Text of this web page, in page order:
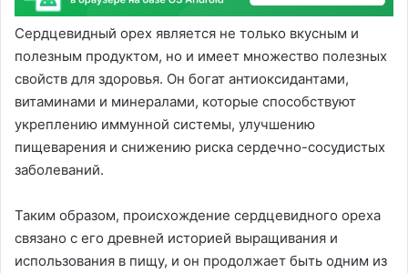
Сердцевидный орех является не только вкусным и
полезным продуктом, но и имеет множество полезных
свойств для здоровья. Он богат антиоксидантами,
витаминами и минералами, которые способствуют
укреплению иммунной системы, улучшению
пищеварения и снижению риска сердечно-сосудистых
заболеваний.
Таким образом, происхождение сердцевидного ореха
связано с его древней историей выращивания и
использования в пищу, и он продолжает быть одним из